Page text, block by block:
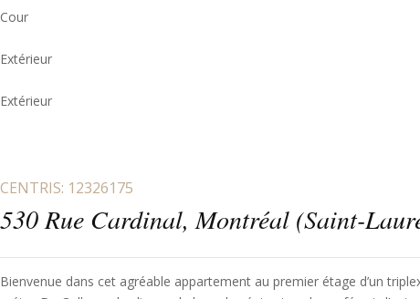
Cour
Extérieur
Extérieur
CENTRIS: 12326175
530 Rue Cardinal, Montréal (Saint-
Bienvenue dans cet agréable appartement au premier étage d’un